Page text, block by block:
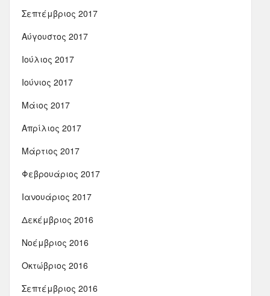
Σεπτέμβριος 2017
Αύγουστος 2017
Ιούλιος 2017
Ιούνιος 2017
Μάιος 2017
Απρίλιος 2017
Μάρτιος 2017
Φεβρουάριος 2017
Ιανουάριος 2017
Δεκέμβριος 2016
Νοέμβριος 2016
Οκτώβριος 2016
Σεπτέμβριος 2016